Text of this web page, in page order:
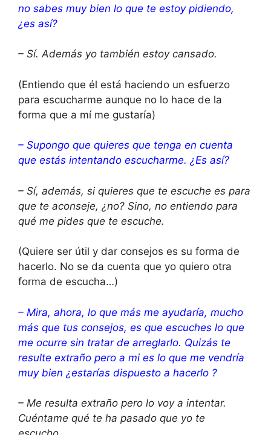
no sabes muy bien lo que te estoy pidiendo,
¿es así?
– Sí. Además yo también estoy cansado.
(Entiendo que él está haciendo un esfuerzo
para escucharme aunque no lo hace de la
forma que a mí me gustaría)
– Supongo que quieres que tenga en cuenta
que estás intentando escucharme. ¿Es así?
– Sí, además, si quieres que te escuche es para
que te aconseje, ¿no? Sino, no entiendo para
qué me pides que te escuche.
(Quiere ser útil y dar consejos es su forma de
hacerlo. No se da cuenta que yo quiero otra
forma de escucha…)
– Mira, ahora, lo que más me ayudaría, mucho
más que tus consejos, es que escuches lo que
me ocurre sin tratar de arreglarlo. Quizás te
resulte extraño pero a mi es lo que me vendría
muy bien ¿estarías dispuesto a hacerlo ?
– Me resulta extraño pero lo voy a intentar.
Cuéntame qué te ha pasado que yo te